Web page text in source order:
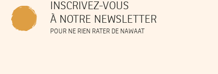
INSCRIVEZ-VOUS
À NOTRE NEWSLETTER
POUR NE RIEN RATER DE NAWAAT